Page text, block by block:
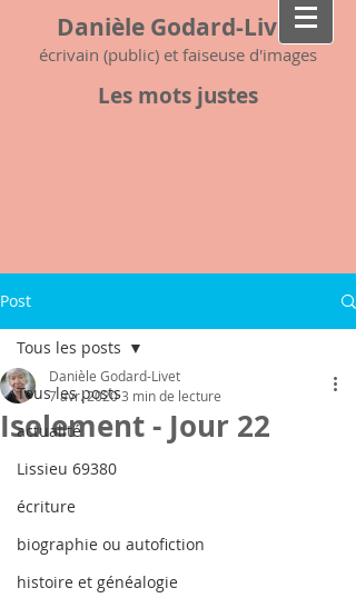
Danièle Godard-Livet
écrivain (public) et faiseuse d'images
Les mots justes
Post
Tous les posts
actualité
Lissieu 69380
écriture
biographie ou autofiction
histoire et généalogie
Tous les posts
Isolement - Jour 22
Danièle Godard-Livet
7 avr. 20203 min de lecture